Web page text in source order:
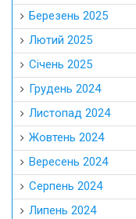
Березень 2025
Лютий 2025
Січень 2025
Грудень 2024
Листопад 2024
Жовтень 2024
Вересень 2024
Серпень 2024
Липень 2024